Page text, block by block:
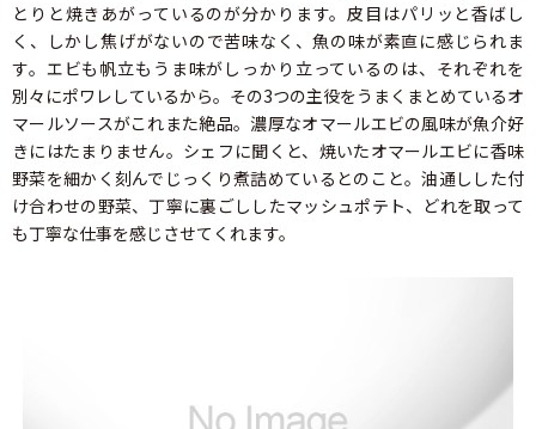
とりと焼きあがっているのが分かります。皮目はパリッと香ばし
く、しかし焦げがないので苦味なく、魚の味が素直に感じられま
す。エビも帆立もうま味がしっかり立っているのは、それぞれを
別々にポワレしているから。その3つの主役をうまくまとめているオ
マールソースがこれまた絶品。濃厚なオマールエビの風味が魚介好
きにはたまりません。シェフに聞くと、焼いたオマールエビに香味
野菜を細かく刻んでじっくり煮詰めているとのこと。油通しした付
け合わせの野菜、丁寧に裏ごししたマッシュポテト、どれを取って
も丁寧な仕事を感じさせてくれます。